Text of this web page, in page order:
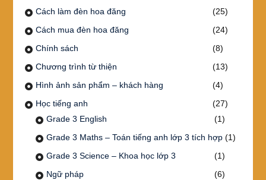
Cách làm đèn hoa đăng
(25)
Cách mua đèn hoa đăng
(24)
Chính sách
(8)
Chương trình từ thiện
(13)
Hình ảnh sản phẩm – khách hàng
(4)
Học tiếng anh
(27)
Grade 3 English
(1)
Grade 3 Maths – Toán tiếng anh lớp 3 tích hợp(1)
Grade 3 Science – Khoa học lớp 3
(1)
Ngữ pháp
(6)